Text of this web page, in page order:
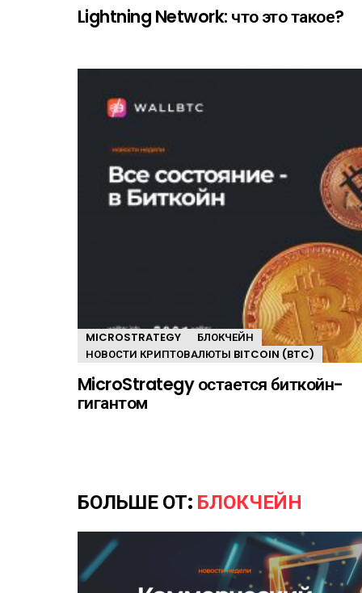
Lightning Network: что это такое?
MICROSTRATEGY
БЛОКЧЕЙН
НОВОСТИ КРИПТОВАЛЮТЫ BITCOIN (BTC)
MicroStrategy остается биткойн-
гигантом
БОЛЬШЕ ОТ: БЛОКЧЕЙН